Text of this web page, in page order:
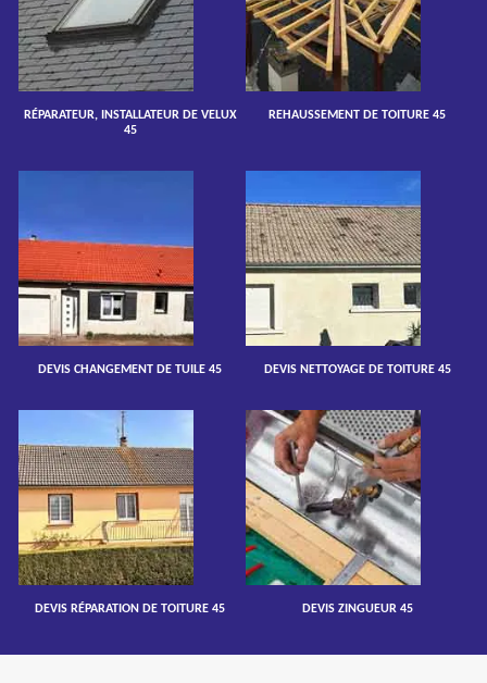
RÉPARATEUR, INSTALLATEUR DE VELUX
45
REHAUSSEMENT DE TOITURE 45
DEVIS CHANGEMENT DE TUILE 45 DEVIS NETTOYAGE DE TOITURE 45
DEVIS RÉPARATION DE TOITURE 45 DEVIS ZINGUEUR 45